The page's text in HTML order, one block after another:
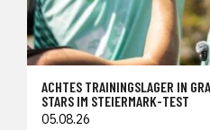
ACHTES TRAININGSLAGER IN
STARS IM STEIERMARK-TEST
05.08.26